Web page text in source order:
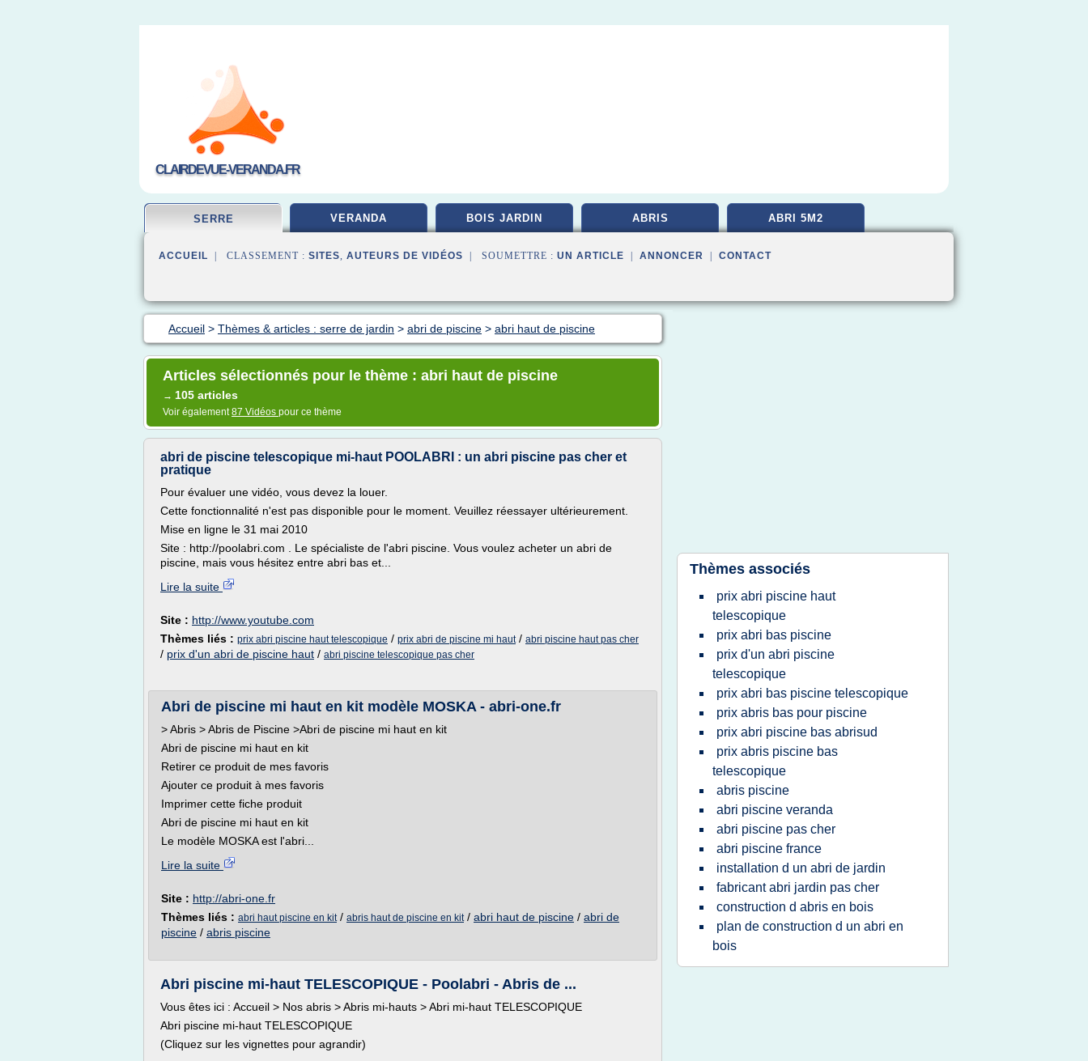
CLAIRDEVUE-VERANDA.FR
SERRE VERANDA BOIS JARDIN ABRIS ABRI 5M2
ACCUEIL | CLASSEMENT : SITES, AUTEURS DE VIDÉOS | SOUMETTRE : UN ARTICLE ANNONCER CONTACT
Accueil > Thèmes & articles : serre de jardin > abri de piscine > abri haut de piscine
Articles sélectionnés pour le thème : abri haut de piscine
→ 105 articles
Voir également87 Vidéos pour ce thème
abri de piscine telescopique mi-haut POOLABRI : un abri piscine pas cher et
pratique
Pour évaluer une vidéo, vous devez la louer.
Cette fonctionnalité n'est pas disponible pour le moment. Veuillez réessayer ultérieurement.
Mise en ligne le 31 mai 2010
Site : http://poolabri.com . Le spécialiste de l'abri piscine. Vous voulez acheter un abri de
piscine, mais vous hésitez entre abri bas et...
Lire la suite
Site : http://www.youtube.com
Thèmes liés : prix abri piscine haut telescopique / prix abri de piscine mi haut/ abri piscine haut pas cher
/ prix d'un abri de piscine haut / abri piscine telescopique pas cher
Abri de piscine mi haut en kit modèle MOSKA - abri-one.fr
> Abris > Abris de Piscine >Abri de piscine mi haut en kit
Abri de piscine mi haut en kit
Retirer ce produit de mes favoris
Ajouter ce produit à mes favoris
Imprimer cette fiche produit
Abri de piscine mi haut en kit
Le modèle MOSKA est l'abri...
Lire la suite
Site : http://abri-one.fr
Thèmes liés : abri haut piscine en kit/ abris haut de piscine en kit/ abri haut de piscine / abri de
piscine / abris piscine
Abri piscine mi-haut TELESCOPIQUE - Poolabri - Abris de ...
Vous êtes ici : Accueil > Nos abris > Abris mi-hauts > Abri mi-haut TELESCOPIQUE
Abri piscine mi-haut TELESCOPIQUE
(Cliquez sur les vignettes pour agrandir)
Thèmes associés
prix abri piscine haut
telescopique
prix abri bas piscine
prix d'un abri piscine
telescopique
prix abri bas piscine telescopique
prix abris bas pour piscine
prix abri piscine bas abrisud
prix abris piscine bas
telescopique
abris piscine
abri piscine veranda
abri piscine pas cher
abri piscine france
installation d un abri de jardin
fabricant abri jardin pas cher
construction d abris en bois
plan de construction d un abri en
bois